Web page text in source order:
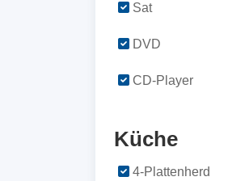
Sat
DVD
CD-Player
Küche
4-Plattenherd